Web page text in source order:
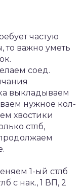
частую
то важно уметь
соед.
выкладываем
нужное кол-
хвостики
стлб,
1-ый стлб
с нак., 1 ВП, 2